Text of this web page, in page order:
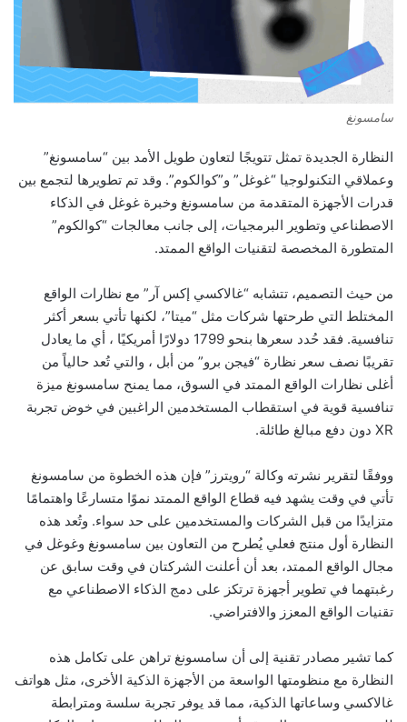
سامسونغ
النظارة الجديدة تمثل تتويجًا لتعاون طويل الأمد بين “سامسونغ”
وعملاقي التكنولوجيا “غوغل” و”كوالكوم”. وقد تم تطويرها لتجمع بين
قدرات الأجهزة المتقدمة من سامسونغ وخبرة غوغل في الذكاء
الاصطناعي وتطوير البرمجيات، إلى جانب معالجات “كوالكوم”
المتطورة المخصصة لتقنيات الواقع الممتد.
من حيث التصميم، تتشابه “غالاكسي إكس آر” مع نظارات الواقع
المختلط التي طرحتها شركات مثل “ميتا”، لكنها تأتي بسعر أكثر
تنافسية. فقد حُدد سعرها بنحو 1799 دولارًا أمريكيًا ، أي ما يعادل
تقريبًا نصف سعر نظارة “فيجن برو” من أبل ، والتي تُعد حالياً من
أغلى نظارات الواقع الممتد في السوق، مما يمنح سامسونغ ميزة
تنافسية قوية في استقطاب المستخدمين الراغبين في خوض تجربة
XR دون دفع مبالغ طائلة.
ووفقًا لتقرير نشرته وكالة “رويترز” فإن هذه الخطوة من سامسونغ
تأتي في وقت يشهد فيه قطاع الواقع الممتد نموًا متسارعًا واهتمامًا
متزايدًا من قبل الشركات والمستخدمين على حد سواء. وتُعد هذه
النظارة أول منتج فعلي يُطرح من التعاون بين سامسونغ وغوغل في
مجال الواقع الممتد، بعد أن أعلنت الشركتان في وقت سابق عن
رغبتهما في تطوير أجهزة ترتكز على دمج الذكاء الاصطناعي مع
تقنيات الواقع المعزز والافتراضي.
كما تشير مصادر تقنية إلى أن سامسونغ تراهن على تكامل هذه
النظارة مع منظومتها الواسعة من الأجهزة الذكية الأخرى، مثل هواتف
غالاكسي وساعاتها الذكية، مما قد يوفر تجربة سلسة ومترابطة